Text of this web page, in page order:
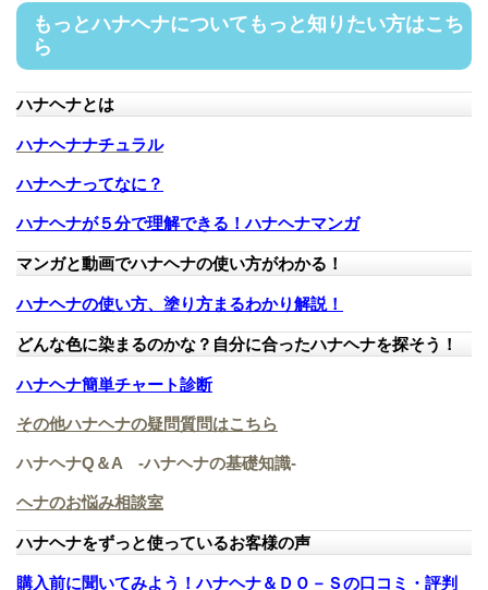
もっとハナヘナについてもっと知りたい方はこち
ら
ハナヘナとは
ハナヘナナチュラル
ハナヘナってなに？
ハナヘナが５分で理解できる！ハナヘナマンガ
マンガと動画でハナヘナの使い方がわかる！
ハナヘナの使い方、塗り方まるわかり解説！
どんな色に染まるのかな？自分に合ったハナヘナを探そう！
ハナヘナ簡単チャート診断
その他ハナヘナの疑問質問はこちら
ハナヘナQ＆A -ハナヘナの基礎知識-
ヘナのお悩み相談室
ハナヘナをずっと使っているお客様の声
購入前に聞いてみよう！ハナヘナ＆ＤＯ－Ｓの口コミ・評判